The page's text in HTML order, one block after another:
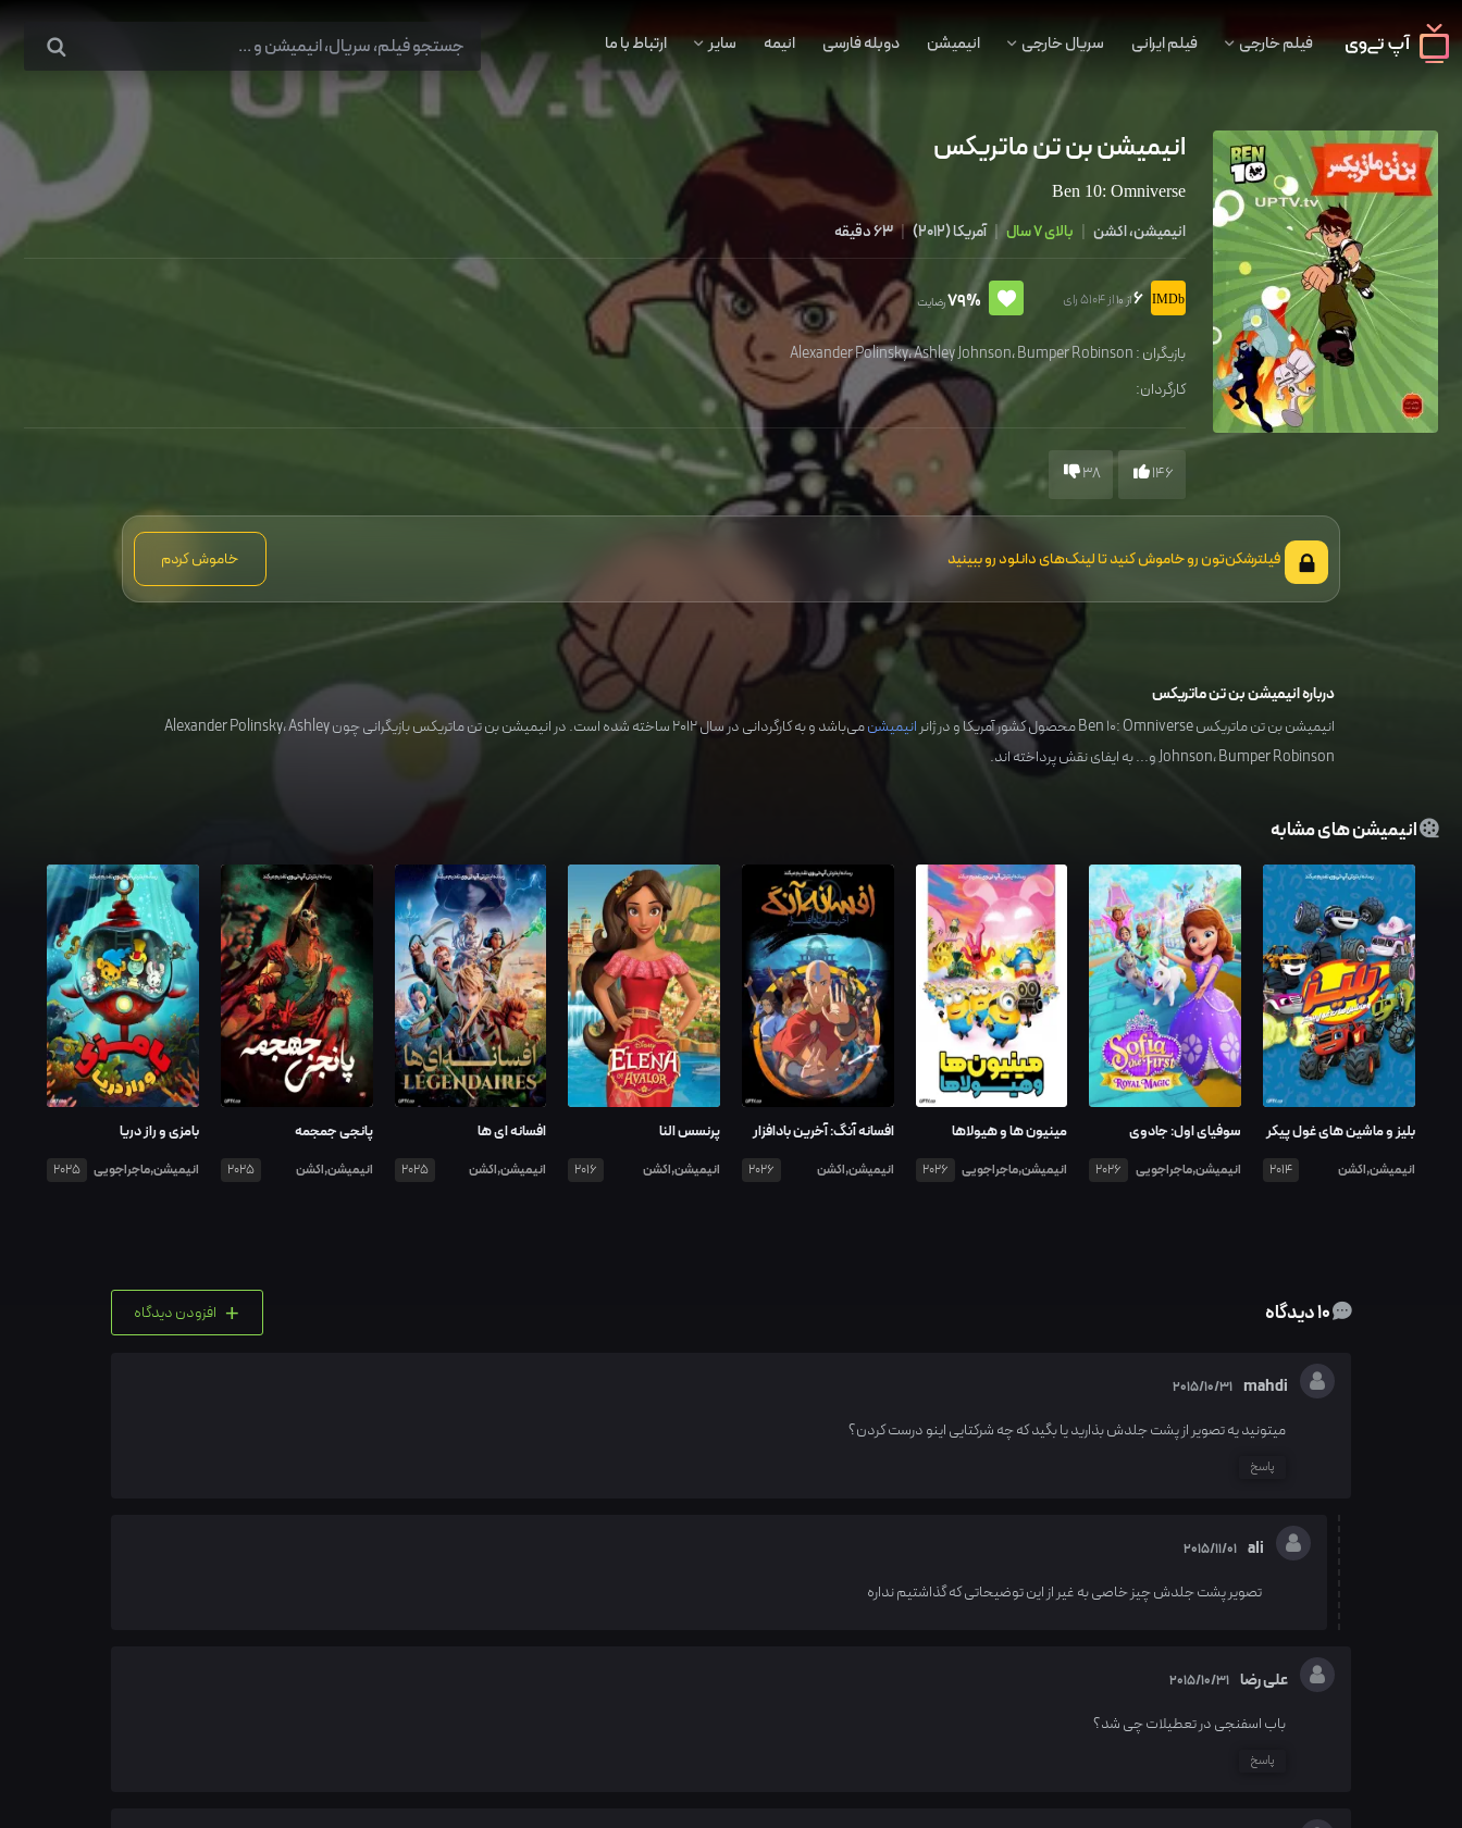
فیلم خارجی فیلم ایرانی سریال خارجی انیمیشن دوبله فارسی انیمه سایر ارتباط با ما
انیمیشن بن تن ماتریکس
Ben 10: Omniverse
انیمیشن، اکشن | بالای 7 سال | آمریکا(
2012
)
| 63 دقیقه
6از 10 از 5104 رای 79%رضایت
بازیگران : Alexander Polinsky،Ashley Johnson،Bumper Robinson
کارگردان:
146
38
فیلترشکن‌تون رو خاموش کنید تا لینک‌های دانلود رو ببینید خاموش کردم
درباره انیمیشن بن تن ماتریکس
انیمیشن بن تن ماتریکس Ben 10: Omniverse محصول کشور آمریکاو در ژانرانیمیشنمی‌باشد و به کارگردانی در سال2012ساخته شده است. در انیمیشن بن تن ماتریکس بازیگرانی چون Alexander Polinsky،Ashley
Johnson،Bumper Robinson و... به ایفای نقش پرداخته اند.
انیمیشن های مشابه
بلیز و ماشین های غول پیکر
انیمیشن,اکشن 2014
سوفیای اول: جادوی
سلطنتی
انیمیشن,ماجراجویی 2026
مینیون ها و هیولاها
انیمیشن,ماجراجویی 2026
افسانه آنگ: آخرین بادافزار
انیمیشن,اکشن 2026
پرنسس النا
انیمیشن,اکشن 2016
افسانه ای ها
انیمیشن,اکشن 2025
پانجی جمجمه
انیمیشن,اکشن 2025
بامزی و راز دریا
انیمیشن,ماجراجویی 2025
10 دیدگاه + افزودن دیدگاه
mahdi
2015/10/31
میتونید یه تصویر از پشت جلدش بذارید یا بگید که چه شرکتایی اینو درست کردن؟
پاسخ
ali
2015/11/01
تصویر پشت جلدش چیز خاصی به غیر از این توضیحاتی که گذاشتیم نداره
علی رضا 2015/10/31
باب اسفنجی در تعطیلات چی شد؟
پاسخ